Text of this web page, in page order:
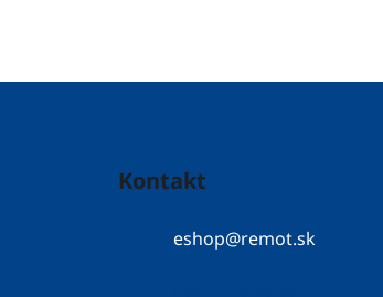
Kontakt
eshop@remot.sk